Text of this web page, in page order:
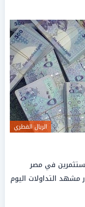
الريال القطري
في مصر
مشهد التداولات اليوم